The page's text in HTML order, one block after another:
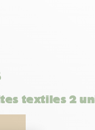
textiles 2